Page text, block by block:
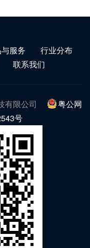
服务
行业分布
联系我们
有限公司
粤公网
号